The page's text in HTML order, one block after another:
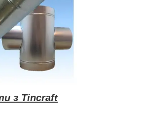
з Tincraft